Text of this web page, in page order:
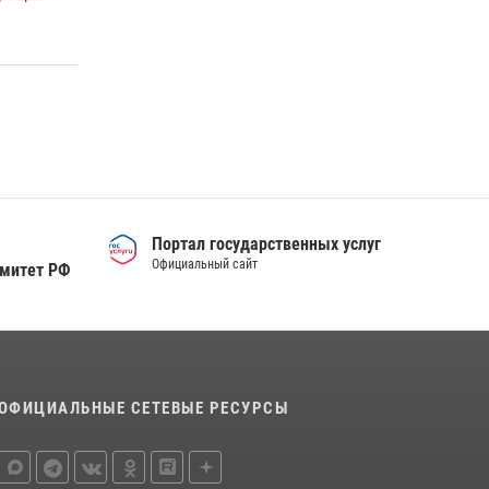
РФ
Портал государственных услуг
Официальный сайт
СЕТЕВЫЕ РЕСУРСЫ